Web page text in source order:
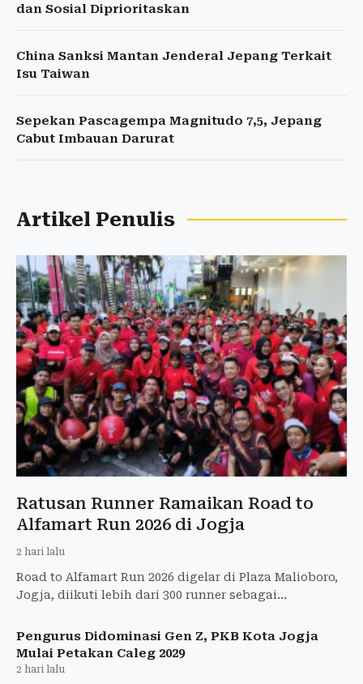
dan Sosial Diprioritaskan
China Sanksi Mantan Jenderal Jepang Terkait
Isu Taiwan
Sepekan Pascagempa Magnitudo 7,5, Jepang
Cabut Imbauan Darurat
Artikel Penulis
Ratusan Runner Ramaikan Road to
Alfamart Run 2026 di Jogja
2 hari lalu
Road to Alfamart Run 2026 digelar di Plaza Malioboro,
Jogja, diikuti lebih dari 300 runner sebagai
Pengurus Didominasi Gen Z, PKB Kota Jogja
Mulai Petakan Caleg 2029
2 hari lalu